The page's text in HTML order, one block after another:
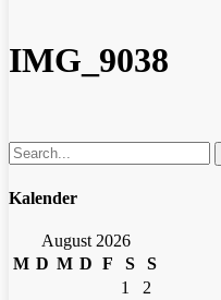
IMG_9038
Kalender
August 2026
M D M D F S
S
1
2